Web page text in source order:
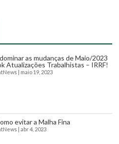
as mudanças de Maio/2023
Atualizações Trabalhistas – IRRF!
| maio 19, 2023
evitar a Malha Fina
| abr 4, 2023